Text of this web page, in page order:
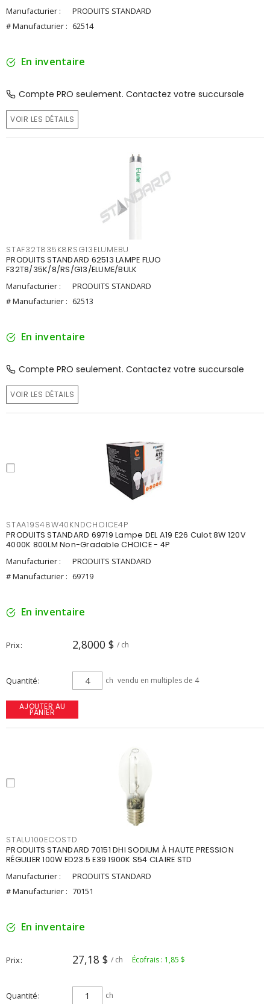
Manufacturier :
PRODUITS STANDARD
# Manufacturier : 62514
En inventaire
Compte PRO seulement. Contactez votre succursale
VOIR LES DÉTAILS
STAF32T835K8RSG13ELUMEBU
PRODUITS STANDARD 62513 LAMPE FLUO
F32T8/35K/8/RS/G13/ELUME/BULK
Manufacturier :
PRODUITS STANDARD
# Manufacturier : 62513
En inventaire
Compte PRO seulement. Contactez votre succursale
VOIR LES DÉTAILS
STAA19S48W40KNDCHOICE4P
PRODUITS STANDARD 69719 Lampe DEL A19 E26 Culot 8W 120V
4000K 800LM Non-Gradable CHOICE - 4P
Manufacturier :
PRODUITS STANDARD
# Manufacturier : 69719
En inventaire
Prix 2,8000 $ / ch
Quantité ch vendu en multiples de 4
AJOUTER AU
PANIER
STALU100ECOSTD
PRODUITS STANDARD 70151 DHI SODIUM À HAUTE PRESSION
RÉGULIER 100W ED23.5 E39 1900K S54 CLAIRE STD
Manufacturier :
PRODUITS STANDARD
# Manufacturier : 70151
En inventaire
Prix 27,18 $ / ch Écofrais : 1,85 $
Quantité ch